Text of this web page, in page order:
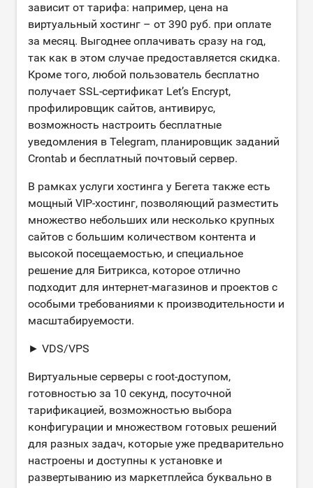
зависит от тарифа: например, цена на
виртуальный хостинг – от 390 руб. при оплате
за месяц. Выгоднее оплачивать сразу на год,
так как в этом случае предоставляется скидка.
Кроме того, любой пользователь бесплатно
получает SSL-сертификат Let’s Encrypt,
профилировщик сайтов, антивирус,
возможность настроить бесплатные
уведомления в Telegram, планировщик заданий
Crontab и бесплатный почтовый сервер.
В рамках услуги хостинга у Бегета также есть
мощный VIP-хостинг, позволяющий разместить
множество небольших или несколько крупных
сайтов с большим количеством контента и
высокой посещаемостью, и специальное
решение для Битрикса, которое отлично
подходит для интернет-магазинов и проектов с
особыми требованиями к производительности и
масштабируемости.
► VDS/VPS
Виртуальные серверы с root-доступом,
готовностью за 10 секунд, посуточной
тарификацией, возможностью выбора
конфигурации и множеством готовых решений
для разных задач, которые уже предварительно
настроены и доступны к установке и
развертыванию из маркетплейса буквально в